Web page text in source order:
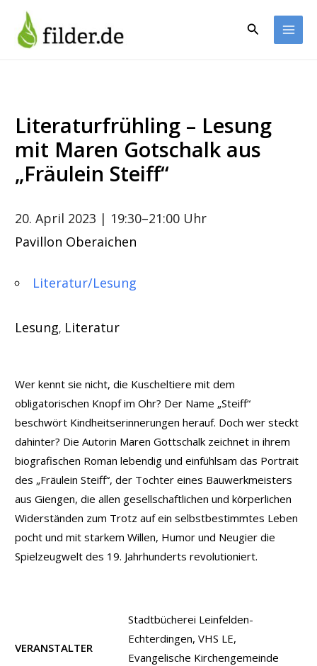
Inhalt
springen
Suchen
Literaturfrühling – Lesung
mit Maren Gotschalk aus
„Fräulein Steiff“
20. April 2023 | 19:30–21:00 Uhr
Pavillon Oberaichen
Literatur/Lesung
Lesung, Literatur
Wer kennt sie nicht, die Kuscheltiere mit dem
obligatorischen Knopf im Ohr? Der Name „Steiff“
beschwört Kindheitserinnerungen herauf. Doch wer steckt
dahinter? Die Autorin Maren Gottschalk zeichnet in ihrem
biografischen Roman lebendig und einfühlsam das Portrait
des „Fräulein Steiff“, der Tochter eines Bauwerkmeisters
aus Giengen, die allen gesellschaftlichen und körperlichen
Widerständen zum Trotz auf ein selbstbestimmtes Leben
pocht und mit starkem Willen, Humor und Neugier die
Spielzeugwelt des 19. Jahrhunderts revolutioniert.
VERANSTALTER
Stadtbücherei Leinfelden-
Echterdingen, VHS LE,
Evangelische Kirchengemeinde